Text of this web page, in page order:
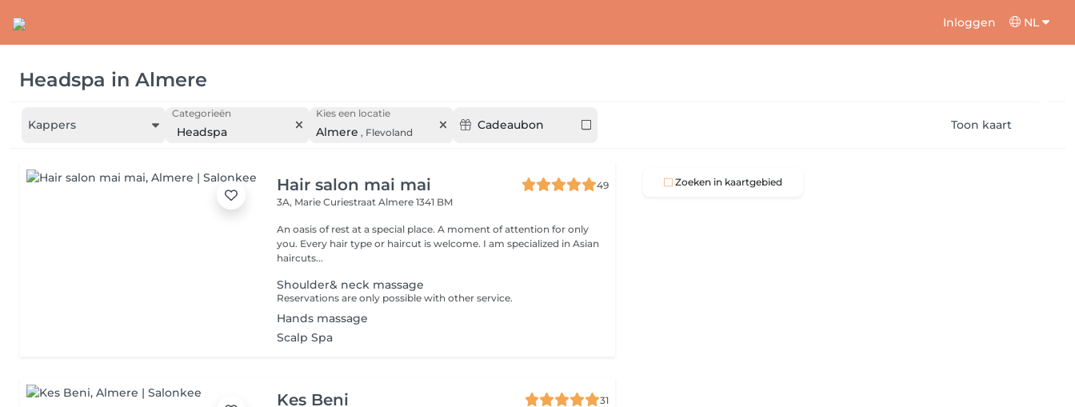
Inloggen NL
Headspa in Almere
Kappers
Categorieën
Headspa
Kies een locatie
Almere , Flevoland
Cadeaubon Toon kaart
Hair salon mai mai
49
3A, Marie CuriestraatAlmere 1341 BM
An oasis of rest at a special place. A moment of attention for only
you. Every hair type or haircut is welcome. I am specialized in Asian
haircuts...
Shoulder& neck massage
Reservations are only possible with other service.
Hands massage
Scalp Spa
Kes Beni
31
Zoeken in kaartgebied